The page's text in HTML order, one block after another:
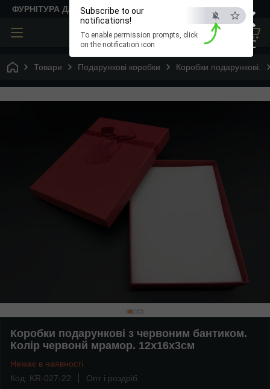
×
ESC
Subscribe to our
notifications!
To enable permission prompts, click
on the notification icon
ФУРНІТУРА ДЛЯ ТВОРЧОСТІ
Товари Подарункові коробки Коробки подарункові.
Коробки подарункові з червоним бантиком.
Колір червонй мрамор. 12х16х3см
Немає в наявності
Код: KR-027-22
Опт і роздріб